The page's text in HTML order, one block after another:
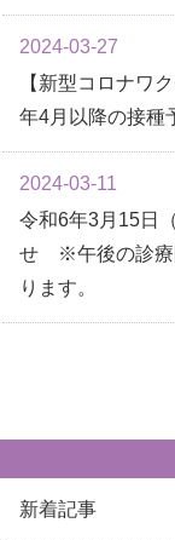
2024-03-27
【新型コロナワ
年4月以降の接種
2024-03-11
令和6年3月15日
せ ※午後の診療
ります。
新着記事